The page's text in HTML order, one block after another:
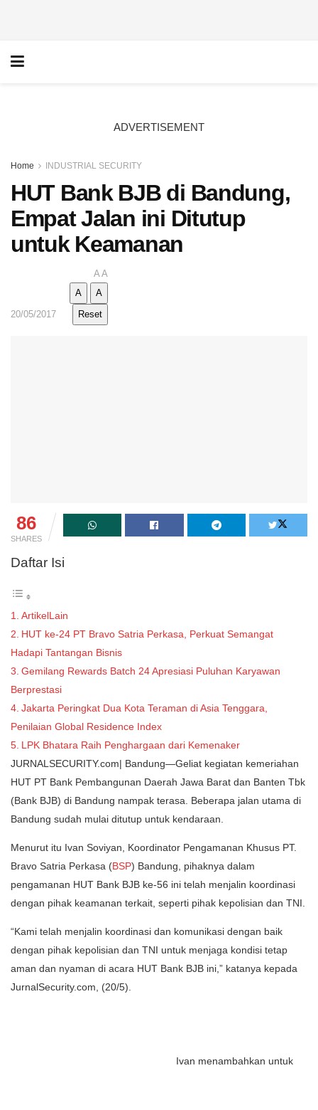
ADVERTISEMENT
Home INDUSTRIAL SECURITY
HUT Bank BJB di Bandung,
Empat Jalan ini Ditutup
untuk Keamanan
20/05/2017
A A
A
A
Reset
86
SHARES
Daftar Isi
ArtikelLain
HUT ke-24 PT Bravo Satria Perkasa, Perkuat Semangat
Hadapi Tantangan Bisnis
Gemilang Rewards Batch 24 Apresiasi Puluhan Karyawan
Berprestasi
Jakarta Peringkat Dua Kota Teraman di Asia Tenggara,
Penilaian Global Residence Index
LPK Bhatara Raih Penghargaan dari Kemenaker
JURNALSECURITY.com| Bandung—Geliat kegiatan kemeriahan
HUT PT Bank Pembangunan Daerah Jawa Barat dan Banten Tbk
(Bank BJB) di Bandung nampak terasa. Beberapa jalan utama di
Bandung sudah mulai ditutup untuk kendaraan.
Menurut itu Ivan Soviyan, Koordinator Pengamanan Khusus PT.
Bravo Satria Perkasa (BSP) Bandung, pihaknya dalam
pengamanan HUT Bank BJB ke-56 ini telah menjalin koordinasi
dengan pihak keamanan terkait, seperti pihak kepolisian dan TNI.
“Kami telah menjalin koordinasi dan komunikasi dengan baik
dengan pihak kepolisian dan TNI untuk menjaga kondisi tetap
aman dan nyaman di acara HUT Bank BJB ini,” katanya kepada
JurnalSecurity.com, (20/5).
Ivan menambahkan untuk